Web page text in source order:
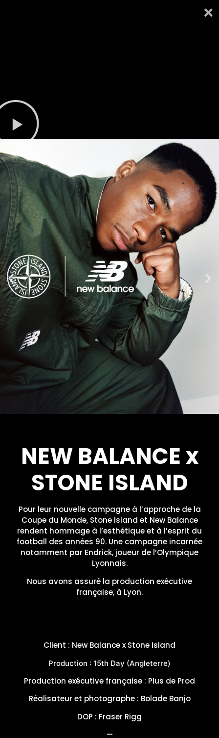
NEW BALANCE x
STONE ISLAND
Pour leur nouvelle campagne à l’approche de la
Coupe du Monde, Stone Island et New Balance
rendent hommage à l’esthétique et à l’esprit du
football des années 90. Une campagne incarnée
notamment par Endrick, joueur de l’Olympique
Lyonnais.
Nous avons assuré la production exécutive
française, à Lyon.
Client : New Balance x Stone Island
Production : 15th Day (Angleterre)
Production exécutive française : Plus de Prod
Réalisateur et photographe : Bolade Banjo
DOP : Fraser Rigg
—